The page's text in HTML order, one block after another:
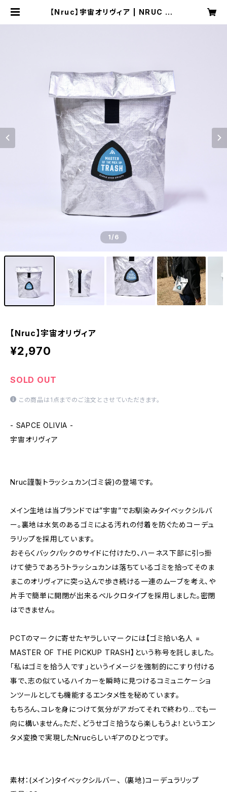
【Nruc】宇宙オリヴィア | NRUC NE
1/6
【Nruc】宇宙オリヴィア
¥2,970
SOLD OUT
この商品は1点までのご注文とさせていただきます。
- SAPCE OLIVIA -
宇宙オリヴィア
Nruc謹製トラッシュカン(ゴミ袋)の登場です。
メイン生地は当ブランドでは”宇宙”でお馴染みタイベックシルバ
ー。裏地は水気のあるゴミによる汚れの付着を防ぐためコーデュ
ラリップを採用しています。
おそらくバックパックのサイドに付けたり、ハーネス下部に引っ掛
けて使うであろうトラッシュカンは落ちているゴミを拾ってそのま
まこのオリヴィアに突っ込んで歩き続ける一連のムーブを考え、や
片手で簡単に開閉が出来るベルクロタイプを採用しました。密閉
はできません。
PCTのマークに寄せたヤラしいマークには【ゴミ拾い名人 =
MASTER OF THE PICKUP TRASH】という称号を託しました。
「私はゴミを拾う人です」というイメージを強制的にこすり付ける
事で、志の似ているハイカーを瞬時に見つけるコミュニケーショ
ンツールとしても機能するエンタメ性を秘めています。
もちろん、コレを身につけて気分がアガってそれで終わり…でも一
向に構いません。ただ、どうせゴミ拾うなら楽しもうよ！というエン
タメ変換で実現したNrucらしいギアのひとつです。
素材：(メイン)タイベックシルバー、 （裏地)コーデュラリップ